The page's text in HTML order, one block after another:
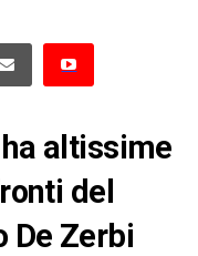
altissime
del
De Zerbi